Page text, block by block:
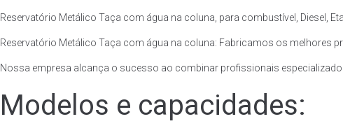
Reservatório Metálico Taça com água na coluna, para combustível, Diesel,
Reservatório Metálico Taça com água na coluna: Fabricamos os melhores
Nossa empresa alcança o sucesso ao combinar profissionais
Modelos e capacidades: